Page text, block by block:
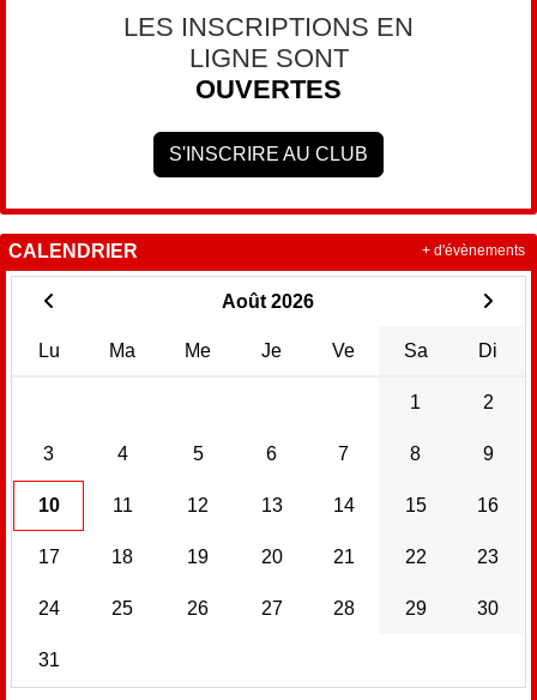
LES INSCRIPTIONS EN
LIGNE SONT
OUVERTES
S'INSCRIRE AU CLUB
CALENDRIER
Août 2026
Lu Ma Me Je Ve Sa Di
1 2
3 4 5 6 7 8 9
10 11 12 13 14 15 16
17 18 19 20 21 22 23
24 25 26 27 28 29 30
31
+ d'évènements